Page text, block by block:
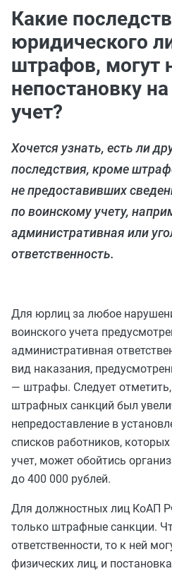
Какие
юридического
штрафов, могут
непостановку
учет?
Хочется узнать, есть ли
последствия, кроме
не предоставивших
по воинскому учету,
административная или
ответственность.
Для юрлиц за любое
воинского учета
административная
вид наказания,
— штрафы. Следует
штрафных санкций был
непредоставление в
списков работников,
учет, может обойтись
до 400 000 рублей.
Для должностных лиц КоАП
только штрафные санкции.
ответственности, то к ней
физических лиц, и